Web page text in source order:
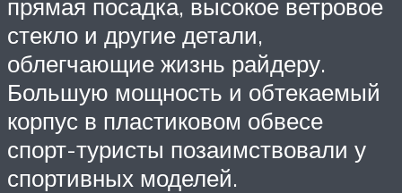
прямая посадка, высокое ветровое
стекло и другие детали,
облегчающие жизнь райдеру.
Большую мощность и обтекаемый
корпус в пластиковом обвесе
спорт-туристы позаимствовали у
спортивных моделей.